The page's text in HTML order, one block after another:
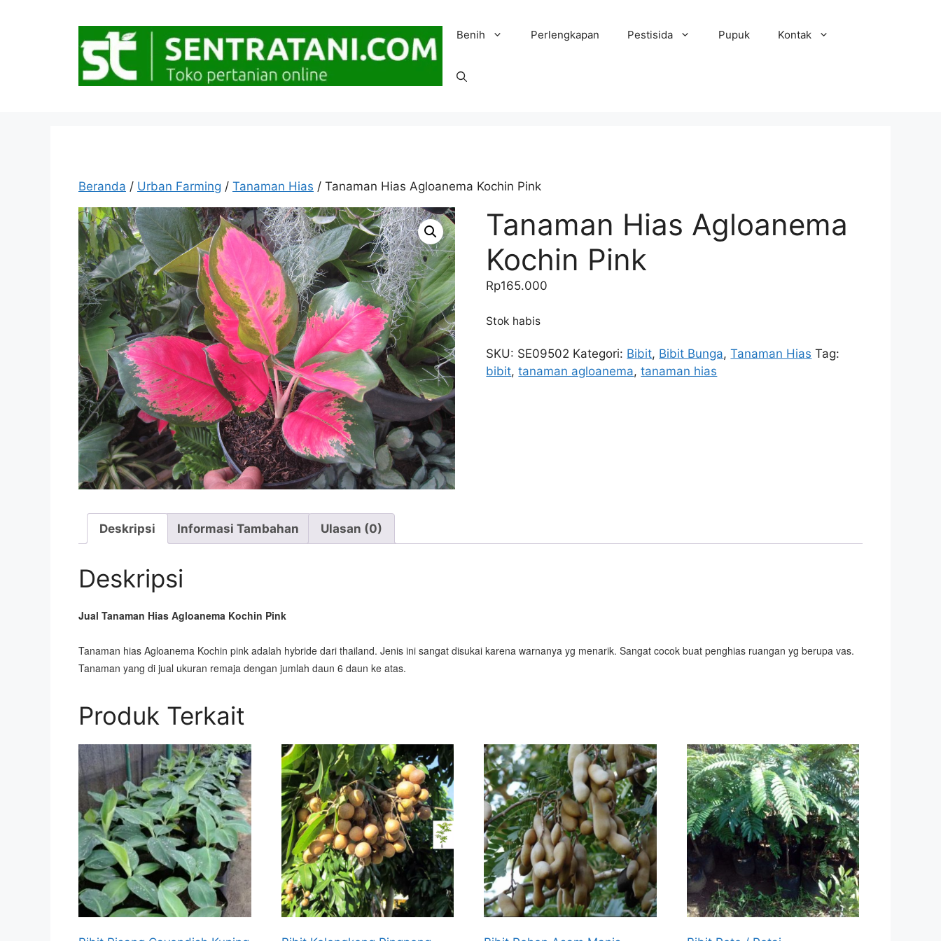
Benih Perlengkapan Pestisida Pupuk Kontak
Beranda / Urban Farming / Tanaman Hias / Tanaman Hias Agloanema Kochin Pink
Tanaman Hias Agloanema
Kochin Pink
Rp165.000
Stok habis
SKU: SE09502 Kategori: Bibit, Bibit Bunga,Tanaman Hias Tag:
bibit,tanaman agloanema,tanaman hias
Deskripsi Informasi Tambahan Ulasan (0)
Deskripsi
Jual Tanaman Hias Agloanema Kochin Pink
Tanaman hias Agloanema Kochin pink adalah hybride dari thailand. Jenis ini sangat disukai karena warnanya yg menarik. Sangat cocok buat penghias ruangan yg berupa vas.
Tanaman yang di jual ukuran remaja dengan jumlah daun 6 daun ke atas.
Produk Terkait